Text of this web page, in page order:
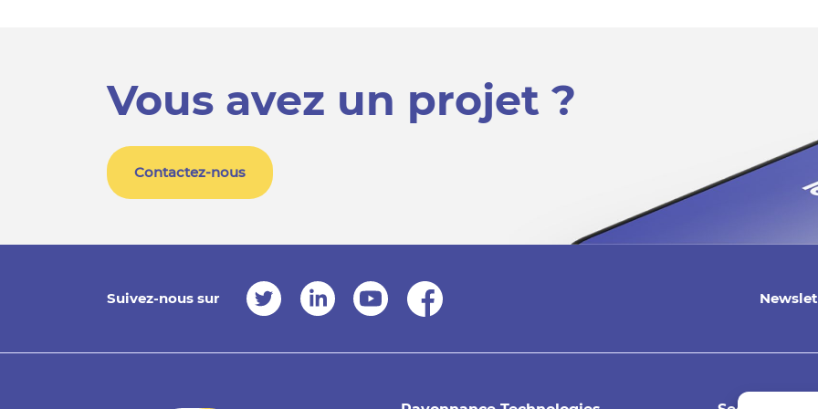
Vous avez un projet ?
Contactez-nous
Suivez-nous sur